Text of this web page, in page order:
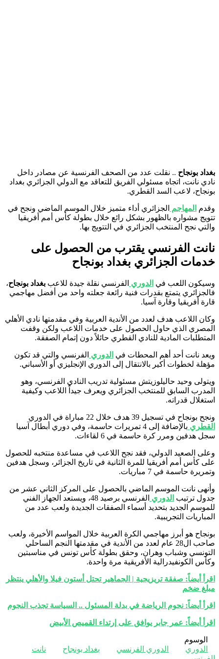
بغداد بونجاح .. نقلت عدد من الصحف الفرنسية عن مصادر داخل
نادي نانت، اتجاه مسئولي الفريق للتعاقد مع الدولي الجزائري بغداد
بونجاح، لاعب السد القطري.
وقدم المهاجم الجزائري أداء متميز خلال الموسم الماضي ونجح في
تتويج مشواره بالظهور بشكل رائع خلال بطولة كأس أمم أفريقيا
والتي نجح المنتخب الجزائري في التتويج بها.
نانت الفرنسي يقترب من الحصول على
خدمات الجزائري بغداد بونجاح
وسيكون اللعب في الدوري الفرنسي نقلة جيدة للاعب بغداد بونجاح،
فالجزائري يتمتع بقدرات فنية رائعة جعلته واحد من أفضل مهاجمي
قارة أفريقيا وقارة آسيا.
وكان اللاعب هدف لعدد من الأندية العربية وفي مقدمتها نادي الأهلي
المصري الذي حاول الحصول على خدمات اللاعب ولكن وقفت
المتطلبات المادية للنادي القطري حائلاً دون إتمام الصفقة.
ويعد نانت أحد أهم المحطات في الدوري الفرنسي والتي قد تكون
مؤهلة لخطوات أكير بالانتقال إلى الدوري الإنجليزي أو الأسباني.
ويتولى وحيد حاليلوزيتش مسئولية تدريب النادي الفرنسي، وهو
المدرب السابق للمنتخب الجزائري ويعرف جيداً اللاعب وكيفية
استغلال قدراته.
ونجح بونجاح في تسجيل 39 هدف خلال 22 مباراة في الدوري
القطري
بالإضافة إلى 4 تمريرات حاسمة، وفي دوري أبطال آسيا
سجل هدفين ومرر كرة حاسمة في 6 لقاءات.
وعلى الصعيد الدولي، فقد نجح اللاعب في مساعدة منتخبه للحصول
على كأس أمم أفريقيا للمرة الثانية في تاريخ الجزائر، وسجل هدفين
وتمريرة حاسمة في 7 مباريات.
وأنهى نانت الموسم الماضي بالحصول على المركز الثاني عشر من
جدول ترتيب الدوري
الفرنسي برصيد 48، ويستعد الجهاز الفني
للموسم الجديد بتحديد أسماء الصفقات الجديدة ولعب عدد من
المباريات التجريبية.
بونجاح هو أبرز مهاجمي الكرة العربية خلال المواسم الأخيرة، ولعب
صاحب ال28 عام لعدد من الأندية في مقدمتها النجم الساحلي
التونسي وشباب وهران، وحقق بطولة كأس تونس في مناسبتين
وكأس الكونفيدرالية الأفريقية مرة واحدة.
اقرأ أيضاً: صفقة تريزيجية | الجماهير تحتل أستون فيلا والأهلي ينتظر
مبلغ ضخم
اقرأ أيضاً: نجوم الرياضة في بدلة المسئول .. السياسة تجذب النجوم
اقرأ أيضاً: عمر جابر يوافق على إرتداء القميص الأبيض
الوسوم
الدوري
الدوري الفرنسي بغداد بونجاح
نانت